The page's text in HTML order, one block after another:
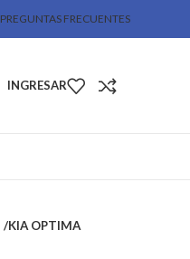
PREGUNTAS FRECUENTES
INGRESAR
/KIA OPTIMA